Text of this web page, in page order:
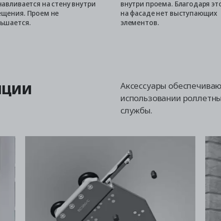
на стену внутри
Проем не
внутри проема. Благодаря
на фасаде нет выступающих
элементов.
Аксессуары
использовании
службы.